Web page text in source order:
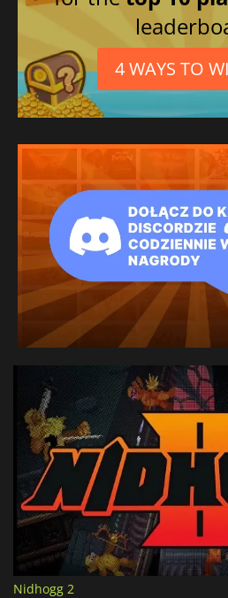
4 WAYS TO
Nidhogg 2